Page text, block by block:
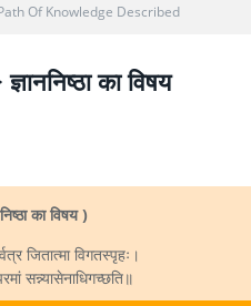
Of Knowledge Described
का विषय
का विषय )
जितात्मा विगतस्पृहः।
सन्न्यासेनाधिगच्छति॥